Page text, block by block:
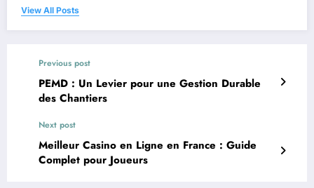
View All Posts
Previous post
PEMD : Un Levier pour une Gestion Durable
des Chantiers
Next post
Meilleur Casino en Ligne en France : Guide
Complet pour Joueurs